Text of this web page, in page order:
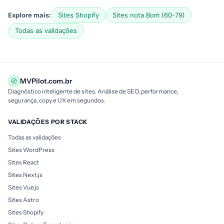
Explore mais: Sites Shopify
Sites nota Bom (60-79)
Todas as validações
MVPilot.com.br
Diagnóstico inteligente de sites. Análise de SEO, performance,
segurança, copy e UX em segundos.
VALIDAÇÕES POR STACK
Todas as validações
Sites WordPress
Sites React
Sites Next.js
Sites Vue.js
Sites Astro
Sites Shopify